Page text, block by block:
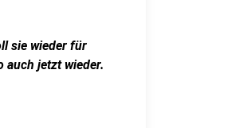
sie wieder für
auch jetzt wieder.